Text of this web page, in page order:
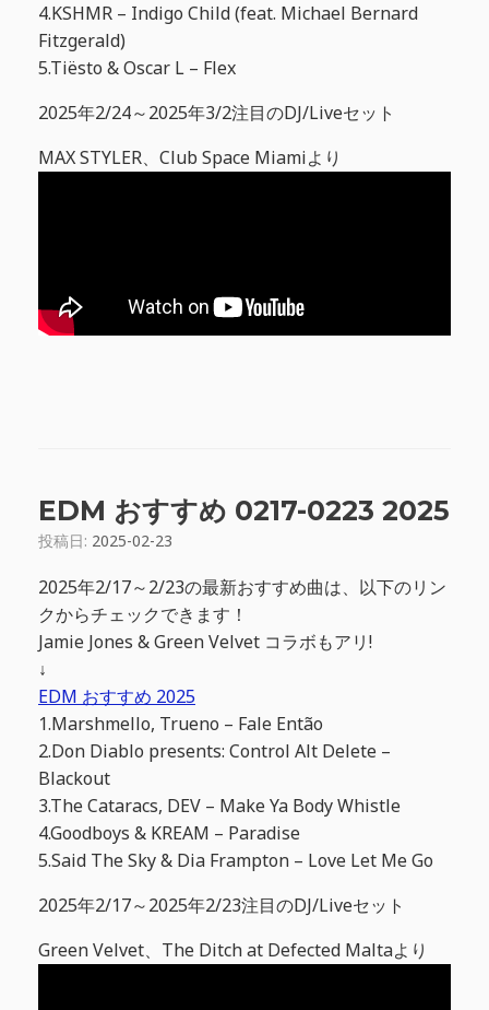
4.KSHMR – Indigo Child (feat. Michael Bernard
Fitzgerald)
5.Tiësto & Oscar L – Flex
2025年2/24～2025年3/2注目のDJ/Liveセット
MAX STYLER、Club Space Miamiより
EDM おすすめ 0217-0223 2025
投稿日: 2025-02-23
2025年2/17～2/23の最新おすすめ曲は、以下のリン
クからチェックできます！
Jamie Jones & Green Velvet コラボもアリ!
↓
EDM おすすめ 2025
1.Marshmello, Trueno – Fale Então
2.Don Diablo presents: Control Alt Delete –
Blackout
3.The Cataracs, DEV – Make Ya Body Whistle
4.Goodboys & KREAM – Paradise
5.Said The Sky & Dia Frampton – Love Let Me Go
2025年2/17～2025年2/23注目のDJ/Liveセット
Green Velvet、The Ditch at Defected Maltaより